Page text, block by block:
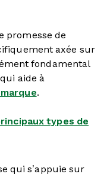
promesse de
axée sur
fondamental
aide à
.
types de
qui s’appuie sur